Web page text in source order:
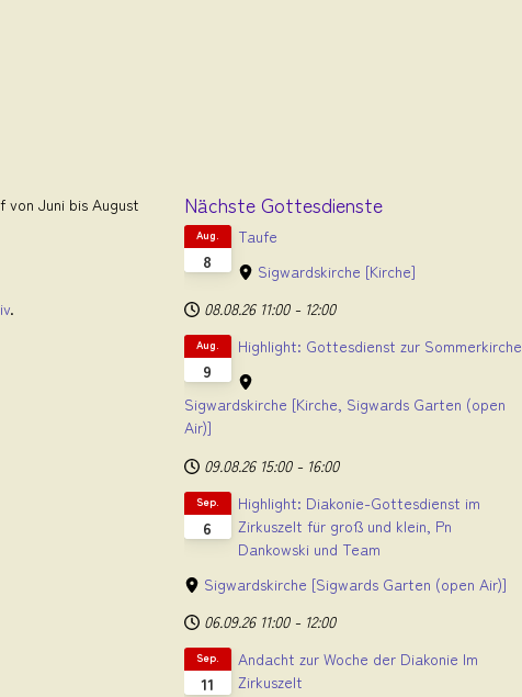
Juni bis August
.
Nächste Gottesdienste
8
Aug.
Taufe
Sigwardskirche [Kirche]
08.08.26 11:00 - 12:00
9
Aug. Highlight: Gottesdienst zur Sommerkirche
Sigwardskirche [Kirche, Sigwards Garten (open
Air)]
09.08.26 15:00 - 16:00
6
Sep.
Highlight: Diakonie-Gottesdienst im
Zirkuszelt für groß und klein, Pn
Dankowski und Team
Sigwardskirche [Sigwards Garten (open Air)]
06.09.26 11:00 - 12:00
11
Sep.
Andacht zur Woche der Diakonie Im
Zirkuszelt